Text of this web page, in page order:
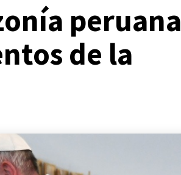
peruana
de la